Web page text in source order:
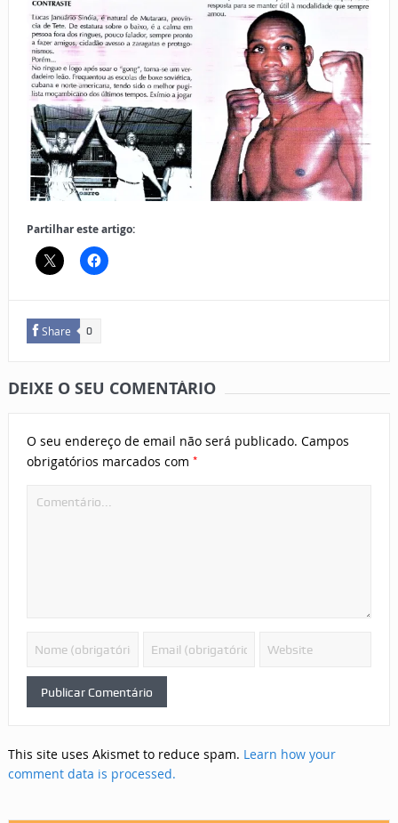
Partilhar este artigo:
Share 0
DEIXE O SEU COMENTÁRIO
O seu endereço de email não será publicado. Campos
obrigatórios marcados com *
This site uses Akismet to reduce spam. Learn how your
comment data is processed.